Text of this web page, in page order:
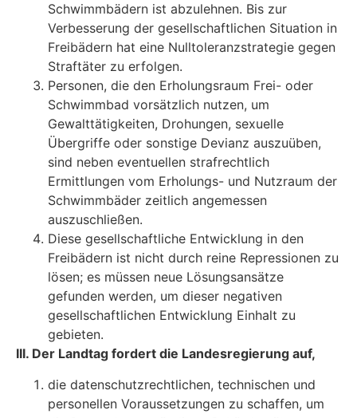
Schwimmbädern ist abzulehnen. Bis zur
Verbesserung der gesellschaftlichen Situation in
Freibädern hat eine Nulltoleranzstrategie gegen
Straftäter zu erfolgen.
Personen, die den Erholungsraum Frei- oder
Schwimmbad vorsätzlich nutzen, um
Gewalttätigkeiten, Drohungen, sexuelle
Übergriffe oder sonstige Devianz auszuüben,
sind neben eventuellen strafrechtlich
Ermittlungen vom Erholungs- und Nutzraum der
Schwimmbäder zeitlich angemessen
auszuschließen.
Diese gesellschaftliche Entwicklung in den
Freibädern ist nicht durch reine Repressionen zu
lösen; es müssen neue Lösungsansätze
gefunden werden, um dieser negativen
gesellschaftlichen Entwicklung Einhalt zu
gebieten.
III. Der Landtag fordert die Landesregierung auf,
die datenschutzrechtlichen, technischen und
personellen Voraussetzungen zu schaffen, um